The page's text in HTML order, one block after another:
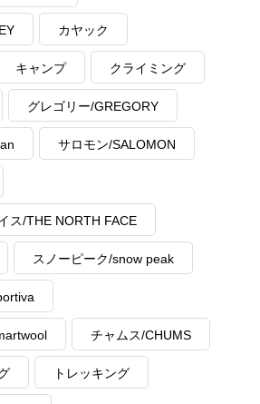
カヤック
キャンプ クライミング
グレゴリー/GREGORY
サロモン/SALOMON
ス/THE NORTH FACE
スノーピーク/snow peak
チャムス/CHUMS
トレッキング